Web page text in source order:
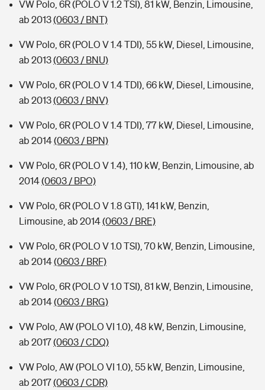
VW Polo, 6R (POLO V 1.2 TSI), 81 kW, Benzin, Limousine,
ab 2013(0603 / BNT)
VW Polo, 6R (POLO V 1.4 TDI), 55 kW, Diesel, Limousine,
ab 2013(0603 / BNU)
VW Polo, 6R (POLO V 1.4 TDI), 66 kW, Diesel, Limousine,
ab 2013(0603 / BNV)
VW Polo, 6R (POLO V 1.4 TDI), 77 kW, Diesel, Limousine,
ab 2014(0603 / BPN)
VW Polo, 6R (POLO V 1.4), 110 kW, Benzin, Limousine, ab
2014(0603 / BPO)
VW Polo, 6R (POLO V 1.8 GTI), 141 kW, Benzin,
Limousine, ab 2014(0603 / BRE)
VW Polo, 6R (POLO V 1.0 TSI), 70 kW, Benzin, Limousine,
ab 2014(0603 / BRF)
VW Polo, 6R (POLO V 1.0 TSI), 81 kW, Benzin, Limousine,
ab 2014(0603 / BRG)
VW Polo, AW (POLO VI 1.0), 48 kW, Benzin, Limousine,
ab 2017(0603 / CDQ)
VW Polo, AW (POLO VI 1.0), 55 kW, Benzin, Limousine,
ab 2017(0603 / CDR)